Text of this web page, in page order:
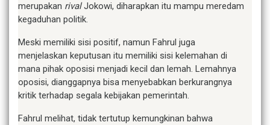
merupakan rivalJokowi, diharapkan itu mampu meredam
kegaduhan politik.
Meski memiliki sisi positif, namun Fahrul juga
menjelaskan keputusan itu memiliki sisi kelemahan di
mana pihak oposisi menjadi kecil dan lemah. Lemahnya
oposisi, dianggapnya bisa menyebabkan berkurangnya
kritik terhadap segala kebijakan pemerintah.
Fahrul melihat, tidak tertutup kemungkinan bahwa